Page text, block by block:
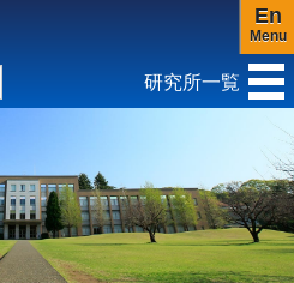
En
Menu
アジア文化研究所
研究センター
研究所一覧